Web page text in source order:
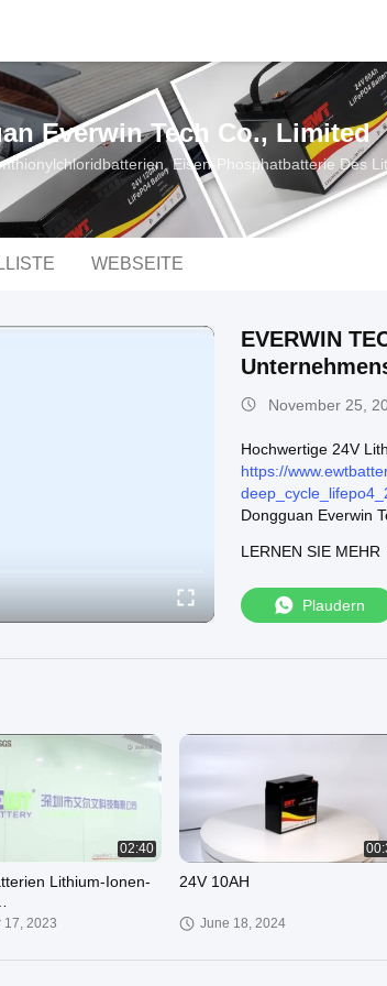
Everwin Tech Co., Limited
Eisen-Phosphatbatterie Des
WEBSEITE
EVERWIN
November 25,
Hochwertige 24V
https://
Dongguan Everwin
Lithium-
12V Lithium-
LERNEN SIE MEHR
Plaudern
02:40
Lithium-Ionen-
17, 2023
24V 10AH
June 18, 2024